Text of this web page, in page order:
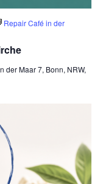
Repair Café in der
der Maar 7, Bonn, NRW,